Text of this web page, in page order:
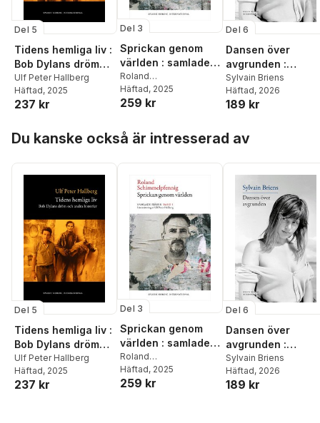
Del 5
Tidens hemliga liv :
Bob Dylans dröm
och andra historier
Ulf Peter Hallberg
Häftad, 2025
237 kr
Del 3
Sprickan genom
världen : samlade
pjäser 1
Roland
Schimmelpfennig
Häftad, 2025
259 kr
Del 6
Dansen över
avgrunden :
tystnaden i
teater och film
Sylvain Briens
Häftad, 2026
189 kr
Du kanske också är intresserad av
Del 5
Tidens hemliga liv :
Bob Dylans dröm
och andra historier
Ulf Peter Hallberg
Häftad, 2025
237 kr
Del 3
Sprickan genom
världen : samlade
pjäser 1
Roland
Schimmelpfennig
Häftad, 2025
259 kr
Del 6
Dansen över
avgrunden :
tystnaden i
teater och film
Sylvain Briens
Häftad, 2026
189 kr